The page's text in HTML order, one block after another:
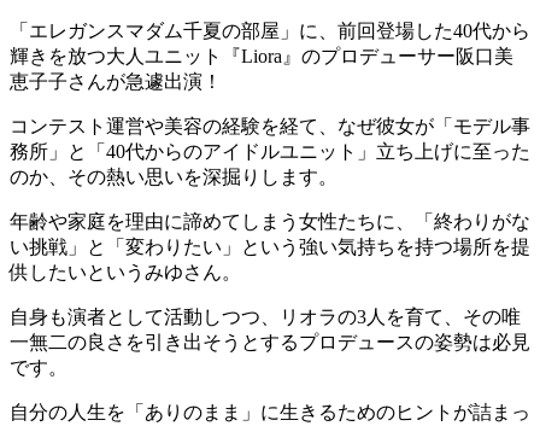
「エレガンスマダム千夏の部屋」に、前回登場した40代から
輝きを放つ大人ユニット『Liora』のプロデューサー阪口美
恵子子さんが急遽出演！
コンテスト運営や美容の経験を経て、なぜ彼女が「モデル事
務所」と「40代からのアイドルユニット」立ち上げに至った
のか、その熱い思いを深掘りします。
年齢や家庭を理由に諦めてしまう女性たちに、「終わりがな
い挑戦」と「変わりたい」という強い気持ちを持つ場所を提
供したいというみゆさん。
自身も演者として活動しつつ、リオラの3人を育て、その唯
一無二の良さを引き出そうとするプロデュースの姿勢は必見
です。
自分の人生を「ありのまま」に生きるためのヒントが詰まっ